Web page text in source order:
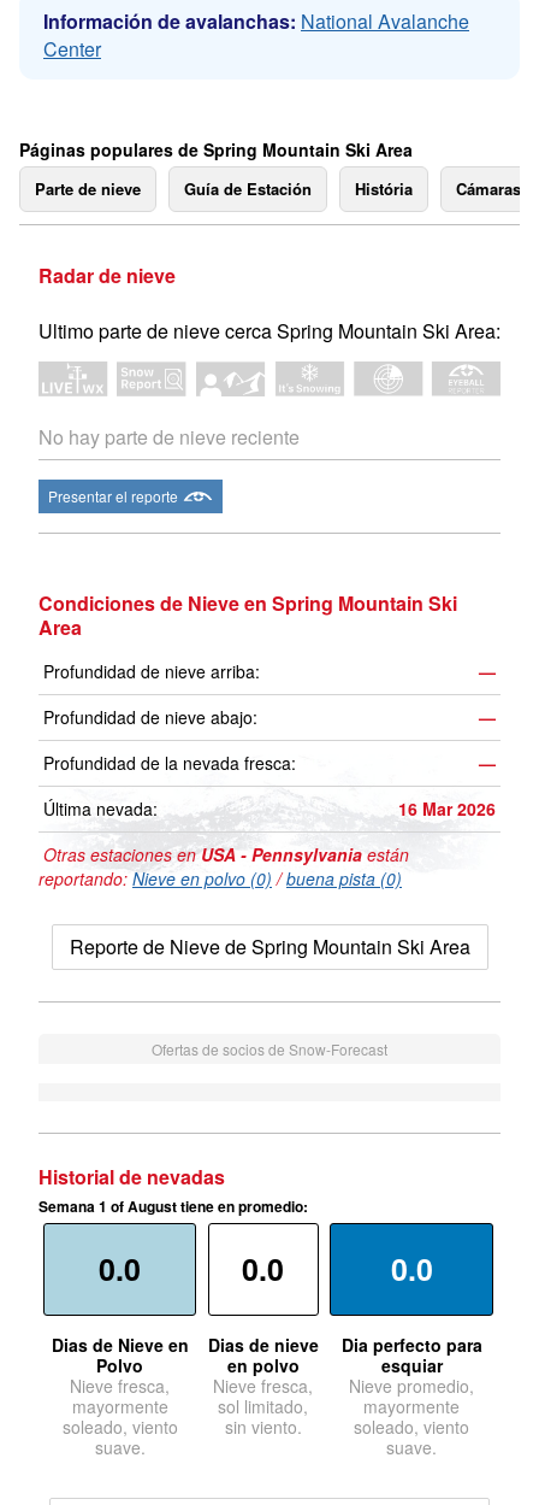
Información de avalanchas: National Avalanche
Center
Páginas populares de Spring Mountain Ski Area
Parte de nieve Guía de Estación História Cámaras
Radar de nieve
Ultimo parte de nieve cerca Spring Mountain Ski Area:
No hay parte de nieve reciente
Presentar el reporte
Condiciones de Nieve en Spring Mountain Ski
Area
Profundidad de nieve arriba:
—
Profundidad de nieve abajo:
—
Profundidad de la nevada fresca:
—
Última nevada:
16 Mar 2026
Otras estaciones enUSA - Pennsylvania están
reportando: Nieve en polvo (0) /buena pista (0)
Reporte de Nieve de Spring Mountain Ski Area
Ofertas de socios de Snow-Forecast
Historial de nevadas
Semana 1 of August tiene en promedio:
0.0
Dias de Nieve en
Polvo
Nieve fresca,
mayormente
soleado, viento
suave.
0.0
Dias de nieve
en polvo
Nieve fresca,
sol limitado,
sin viento.
0.0
Dia perfecto para
esquiar
Nieve promedio,
mayormente
soleado, viento
suave.